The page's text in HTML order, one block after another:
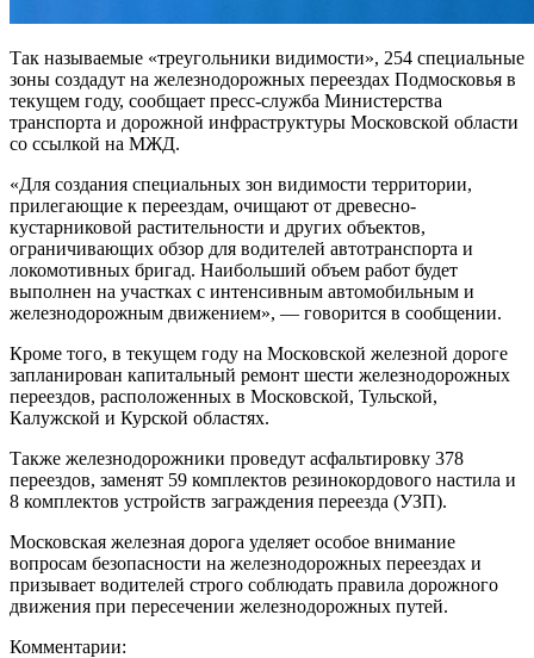
Так называемые «треугольники видимости», 254 специальные
зоны создадут на железнодорожных переездах Подмосковья в
текущем году, сообщает пресс-служба Министерства
транспорта и дорожной инфраструктуры Московской области
со ссылкой на МЖД.
«Для создания специальных зон видимости территории,
прилегающие к переездам, очищают от древесно-
кустарниковой растительности и других объектов,
ограничивающих обзор для водителей автотранспорта и
локомотивных бригад. Наибольший объем работ будет
выполнен на участках с интенсивным автомобильным и
железнодорожным движением», — говорится в сообщении.
Кроме того, в текущем году на Московской железной дороге
запланирован капитальный ремонт шести железнодорожных
переездов, расположенных в Московской, Тульской,
Калужской и Курской областях.
Также железнодорожники проведут асфальтировку 378
переездов, заменят 59 комплектов резинокордового настила и
8 комплектов устройств заграждения переезда (УЗП).
Московская железная дорога уделяет особое внимание
вопросам безопасности на железнодорожных переездах и
призывает водителей строго соблюдать правила дорожного
движения при пересечении железнодорожных путей.
Комментарии: